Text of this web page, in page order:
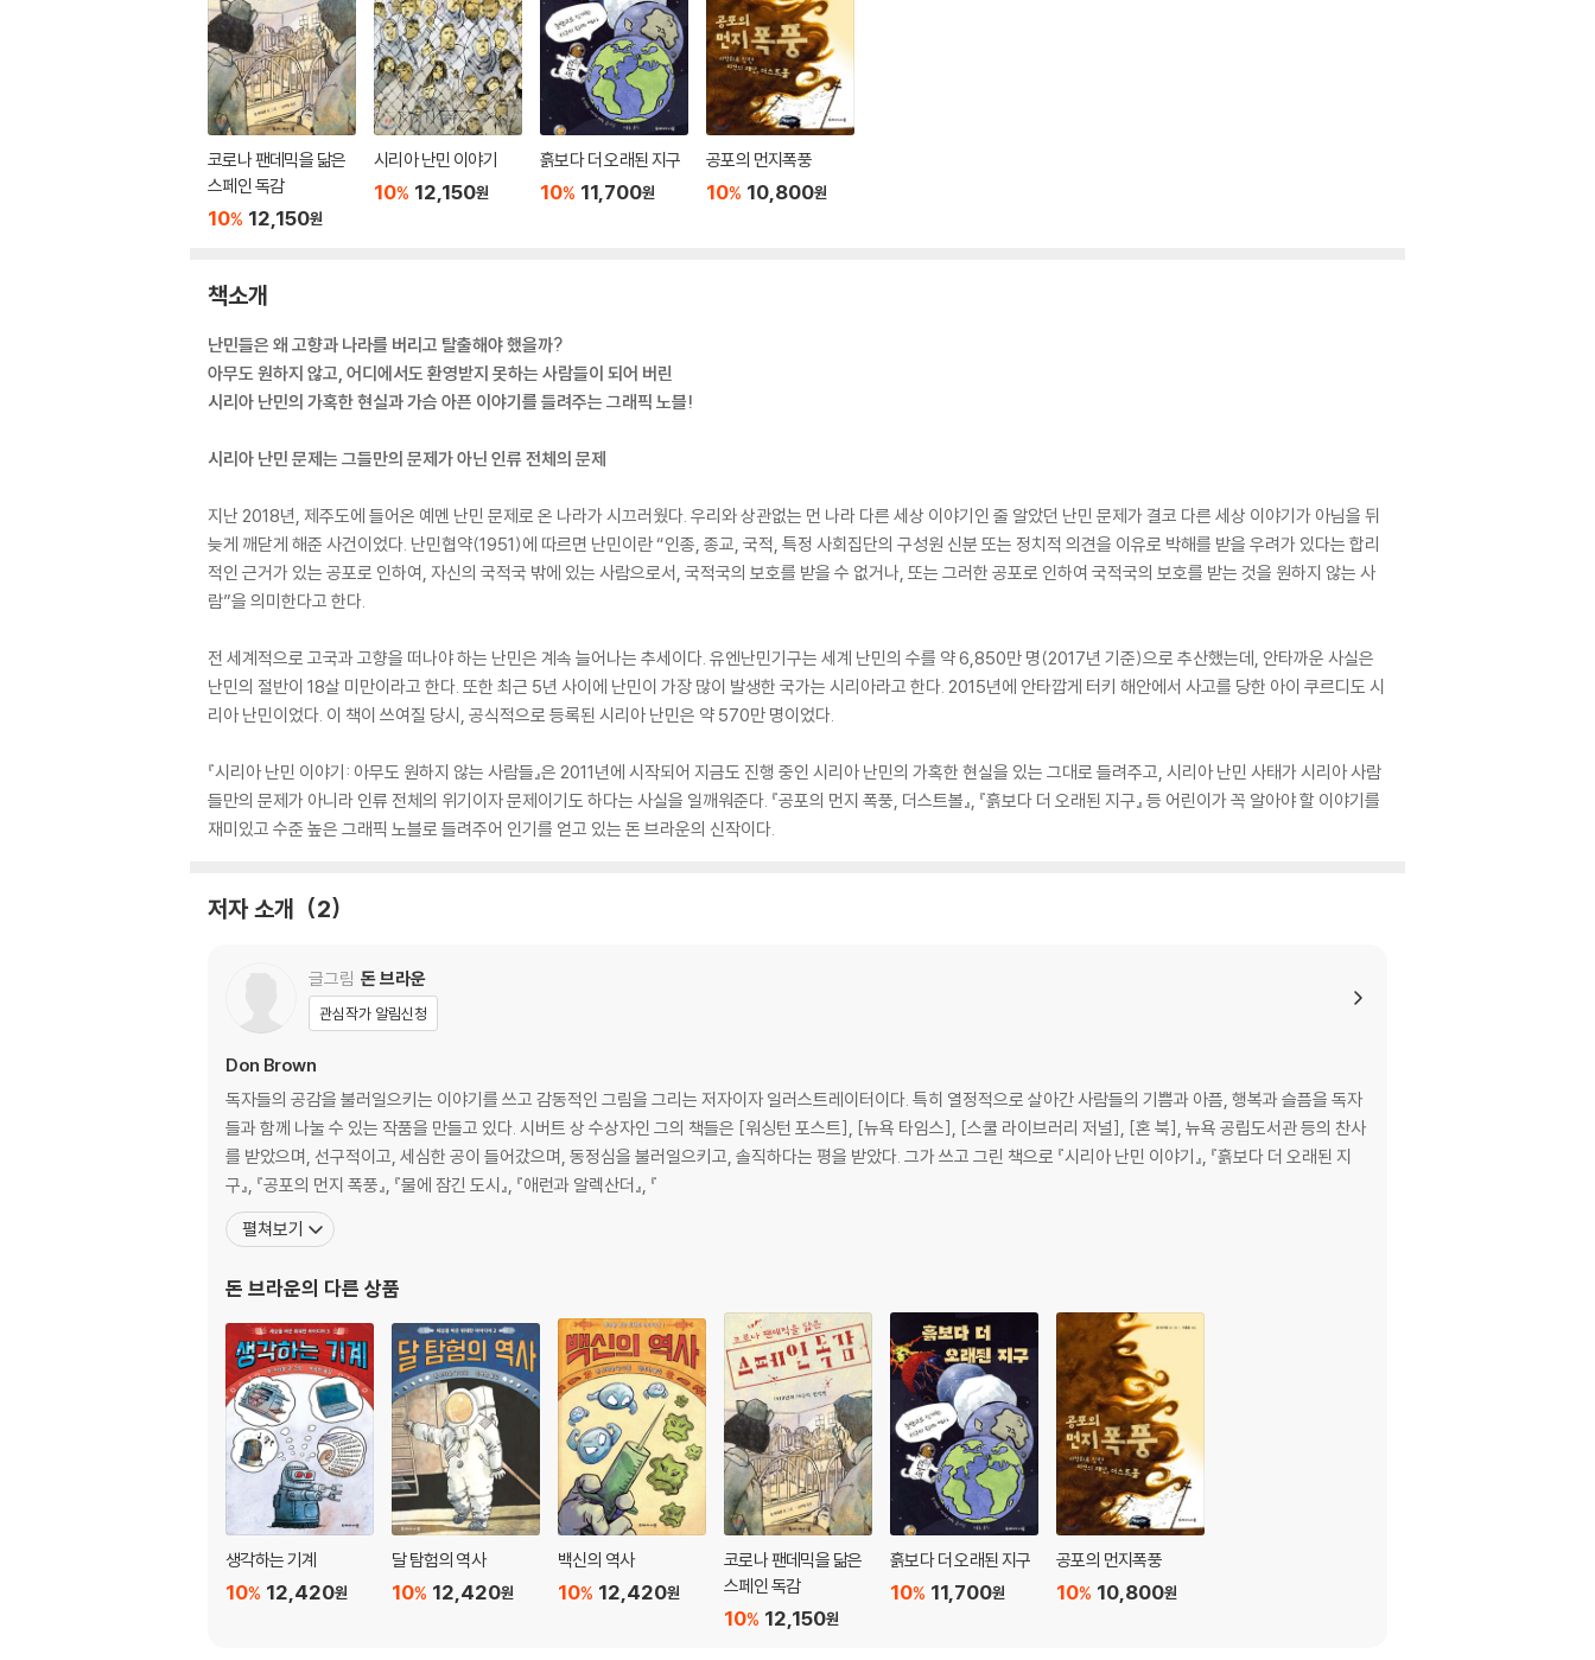
코로나 팬데믹을 닮은
스페인 독감
10% 12,150원
시리아 난민 이야기
10% 12,150원
흙보다 더 오래된 지구
10% 11,700원
공포의 먼지폭풍
10% 10,800원
책소개
난민들은 왜 고향과 나라를 버리고 탈출해야 했을까?
아무도 원하지 않고, 어디에서도 환영받지 못하는 사람들이 되어 버린
시리아 난민의 가혹한 현실과 가슴 아픈 이야기를 들려주는 그래픽 노블!
시리아 난민 문제는 그들만의 문제가 아닌 인류 전체의 문제
지난 2018년, 제주도에 들어온 예멘 난민 문제로 온 나라가 시끄러웠다. 우리와 상관없는 먼 나라 다른 세상 이야기인 줄 알았던 난민 문제가 결코 다른 세상 이야기가 아님을 뒤
늦게 깨닫게 해준 사건이었다. 난민협약(1951)에 따르면 난민이란 “인종, 종교, 국적, 특정 사회집단의 구성원 신분 또는 정치적 의견을 이유로 박해를 받을 우려가 있다는 합리
적인 근거가 있는 공포로 인하여, 자신의 국적국 밖에 있는 사람으로서, 국적국의 보호를 받을 수 없거나, 또는 그러한 공포로 인하여 국적국의 보호를 받는 것을 원하지 않는 사
람”을 의미한다고 한다.
전 세계적으로 고국과 고향을 떠나야 하는 난민은 계속 늘어나는 추세이다. 유엔난민기구는 세계 난민의 수를 약 6,850만 명(2017년 기준)으로 추산했는데, 안타까운 사실은
난민의 절반이 18살 미만이라고 한다. 또한 최근 5년 사이에 난민이 가장 많이 발생한 국가는 시리아라고 한다. 2015년에 안타깝게 터키 해안에서 사고를 당한 아이 쿠르디도 시
리아 난민이었다. 이 책이 쓰여질 당시, 공식적으로 등록된 시리아 난민은 약 570만 명이었다.
『시리아 난민 이야기: 아무도 원하지 않는 사람들』은 2011년에 시작되어 지금도 진행 중인 시리아 난민의 가혹한 현실을 있는 그대로 들려주고, 시리아 난민 사태가 시리아 사람
들만의 문제가 아니라 인류 전체의 위기이자 문제이기도 하다는 사실을 일깨워준다. 『공포의 먼지 폭풍, 더스트볼』, 『흙보다 더 오래된 지구』 등 어린이가 꼭 알아야 할 이야기를
재미있고 수준 높은 그래픽 노블로 들려주어 인기를 얻고 있는 돈 브라운의 신작이다.
저자 소개 2
글그림 돈 브라운
관심작가 알림신청
Don Brown
독자들의 공감을 불러일으키는 이야기를 쓰고 감동적인 그림을 그리는 저자이자 일러스트레이터이다. 특히 열정적으로 살아간 사람들의 기쁨과 아픔, 행복과 슬픔을 독자
들과 함께 나눌 수 있는 작품을 만들고 있다. 시버트 상 수상자인 그의 책들은 [워싱턴 포스트], [뉴욕 타임스], [스쿨 라이브러리 저널], [혼 북], 뉴욕 공립도서관 등의 찬사
를 받았으며, 선구적이고, 세심한 공이 들어갔으며, 동정심을 불러일으키고, 솔직하다는 평을 받았다. 그가 쓰고 그린 책으로 『시리아 난민 이야기』, 『흙보다 더 오래된 지
구』, 『공포의 먼지 폭풍』, 『물에 잠긴 도시』, 『애런과 알렉산더』, 『
펼쳐보기
돈 브라운의 다른 상품
생각하는 기계
12,420원
10%
달 탐험의 역사
12,420원
10%
백신의 역사
12,420원
10%
코로나 팬데믹을 닮은
스페인 독감
12,150원
10%
흙보다 더 오래된 지구
11,700원
10%
공포의 먼지폭풍
10,800원
10%